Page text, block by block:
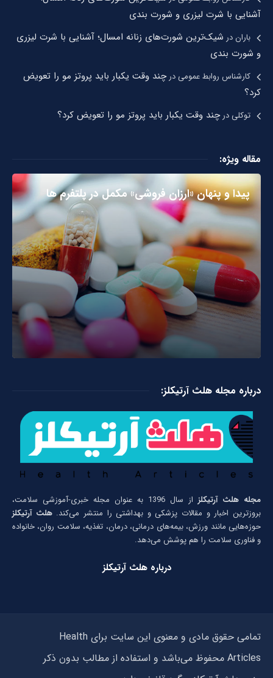
آشنایی با شرت لیزری و شورت بندی
باراندر شیک‌ترین شورت‌های زنانه امسال؛ آشنایی با شرت لیزری
و شورت بندی
کارشناس روابط عمومیدرچند وقت یکبار باید پروتز مو را تعویض
کرد؟
توکلیدرچند وقت یکبار باید پروتز مو را تعویض کرد؟
مقاله ویژه:
پیدا و پنهان «ارزان فروشی» مکمل در پلتفرم ها
درباره مجله هلث آرتیکلز:
مجله هلث آرتیکلز
از سال 1396 به عنوان مجله خبری-آموزشی سلامت،
بروزترین اخبار و مقالات پزشکی و بهداشتی را منتشر می‌کند.هلث آرتیکلز
حوزه‌هایی مانند ورزش، بیمه‌های درمانی، درمان، تغذیه، سلامت روان، خانواده
و فناوری سلامت را هم پوشش می‌دهد.
درباره هلث آرتیکلز
تمامی حقوق مادی و معنوی این سایت برای Health
Articles محفوظ می‌باشد و استفاده از مطالب بدون ذکر